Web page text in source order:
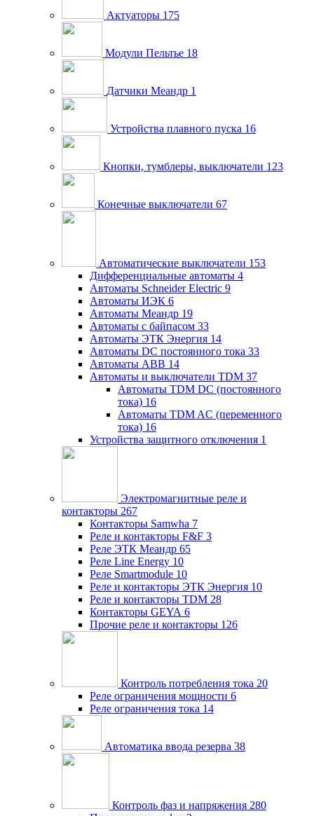
Актуаторы 175
Модули Пельтье 18
Датчики Меандр 1
Устройства плавного пуска 16
Кнопки, тумблеры, выключатели 123
Конечные выключатели 67
Автоматические выключатели 153
Дифференциальные автоматы 4
Автоматы Schneider Electric 9
Автоматы ИЭК 6
Автоматы Меандр 19
Автоматы с байпасом 33
Автоматы ЭТК Энергия 14
Автоматы DC постоянного тока 33
Автоматы ABB 14
Автоматы и выключатели TDM 37
Автоматы TDM DC (постоянного
тока) 16
Автоматы TDM AC (переменного
тока) 16
Устройства защитного отключения 1
Электромагнитные реле и
контакторы 267
Контакторы Samwha 7
Реле и контакторы F&F 3
Реле ЭТК Меандр 65
Реле Line Energy 10
Реле Smartmodule 10
Реле и контакторы ЭТК Энергия 10
Реле и контакторы TDM 28
Контакторы GEYA 6
Прочие реле и контакторы 126
Контроль потребления тока 20
Реле ограничения мощности 6
Реле ограничения тока 14
Автоматика ввода резерва 38
Контроль фаз и напряжения 280